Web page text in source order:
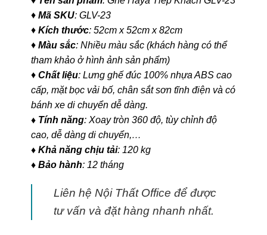
♦Mã SKU: GLV-23
♦Kích thước: 52cm x 52cm x 82cm
♦Màu sắc: Nhiều màu sắc (khách hàng có thể
tham khảo ở hình ảnh sản phẩm)
♦Chất liệu: Lưng ghế đúc 100% nhựa ABS cao
cấp, mặt bọc vải bố, chân sắt sơn tĩnh điện và có
bánh xe di chuyển dễ dàng.
♦ Tính năng: Xoay tròn 360 độ, tùy chỉnh độ
cao, dễ dàng di chuyển,…
♦ Khả năng chịu tải: 120 kg
♦ Bảo hành: 12 tháng
Liên hệ Nội Thất Office để được
tư vấn và đặt hàng nhanh nhất.